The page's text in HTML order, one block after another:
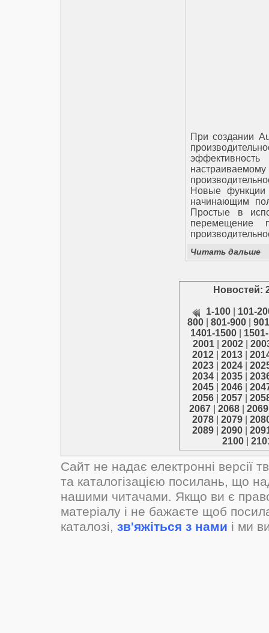
При создании
Новые функции
начинающим
Простые в
перемещение
Читать дальше
Новостей:
1-100
101-
800
801-900
1401-1500
2001| 2002|
2012
2013
2023
2024
2034
2035
2045
2046
2056
2057
2067
2068 2069
2078
2079
2089
2090
2100|
Сайт не надає електронні версії
та каталогізацією посилань, що
нашими читачами. Якщо ви є
матеріалу і не бажаєте щоб
каталозі, зв'яжіться з нами і ми